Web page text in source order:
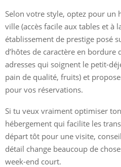
Selon votre style, optez pour
ville (accès facile aux tables et à
établissement de prestige posé
d’hôtes de caractère en bordure
adresses qui soignent le petit-
pain de qualité, fruits) et
pour vos réservations.
Si tu veux vraiment optimiser
hébergement qui facilite les
départ tôt pour une visite,
détail change beaucoup de
week-end court.